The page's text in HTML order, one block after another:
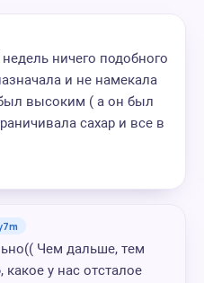
ничего подобного
и не намекала
высоким ( а он был
сахар и все в
Чем дальше, тем
у нас отсталое